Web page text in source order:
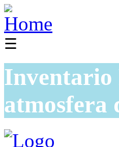
☰
Inventario
atmosfera